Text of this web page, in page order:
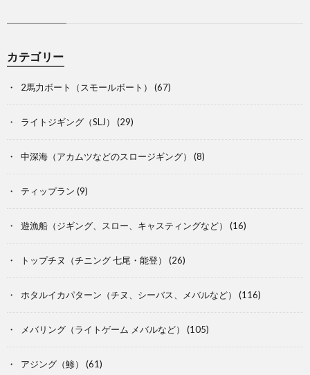
カテゴリー
2馬力ボート（スモールボート） (67)
ライトジギング（SLJ） (29)
中深海（アカムツなどのスロージギング） (8)
ティップラン (9)
遊漁船（ジギング、スロー、キャスティングなど） (16)
トップチヌ（チニング 七尾・能登） (26)
ホタルイカパターン（チヌ、シーバス、メバルなど） (116)
メバリング（ライトゲーム メバルなど） (105)
アジング（鯵） (61)